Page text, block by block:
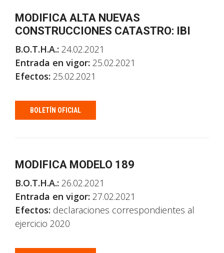
MODIFICA ALTA NUEVAS
CONSTRUCCIONES CATASTRO: IBI
B.O.T.H.A.: 24.02.2021
Entrada en vigor: 25.02.2021
Efectos: 25.02.2021
BOLETÍN OFICIAL
MODIFICA MODELO 189
B.O.T.H.A.: 26.02.2021
Entrada en vigor: 27.02.2021
Efectos: declaraciones correspondientes al
ejercicio 2020